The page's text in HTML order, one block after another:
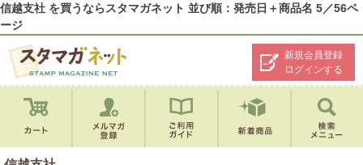
信越支社 を買うならスタマガネット 並び順：発売日＋商品名 5／56ペ
ージ
新規会員登録
ログインする